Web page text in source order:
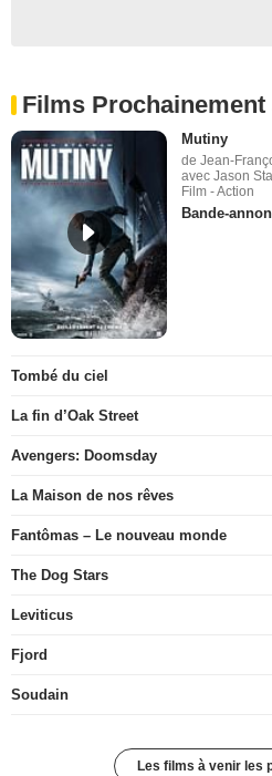
Films Prochainement
Mutiny
de Jean-
avec Jason
Film - Action
Bande-
Tombé du ciel
La fin d’Oak Street
Avengers: Doomsday
La Maison de nos rêves
Fantômas – Le nouveau monde
The Dog Stars
Leviticus
Fjord
Soudain
Les films à venir les